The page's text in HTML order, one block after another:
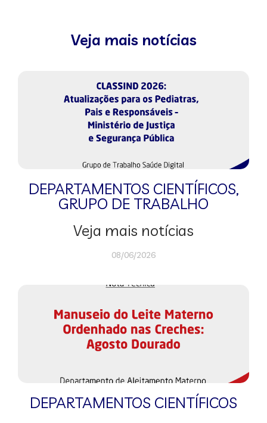
Veja mais notícias
DEPARTAMENTOS CIENTÍFICOS,
GRUPO DE TRABALHO
Veja mais notícias
08/06/2026
DEPARTAMENTOS CIENTÍFICOS